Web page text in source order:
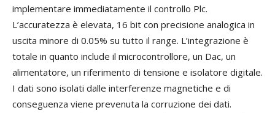
implementare immediatamente il controllo Plc.
L’accuratezza è elevata, 16 bit con precisione analogica in
uscita minore di 0.05% su tutto il range. L’integrazione è
totale in quanto include il microcontrollore, un Dac, un
alimentatore, un riferimento di tensione e isolatore digitale.
I dati sono isolati dalle interferenze magnetiche e di
conseguenza viene prevenuta la corruzione dei dati.